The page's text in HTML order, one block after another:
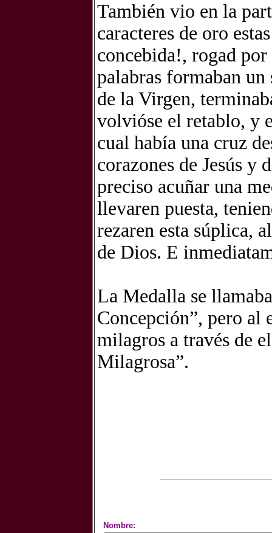
También vio en la
caracteres de oro
concebida!, rogad
palabras formaban un
de la Virgen,
volvióse el retablo, y
cual había una cruz
corazones de Jesús
preciso acuñar una
llevaren puesta,
rezaren esta súplica,
de Dios. E
La Medalla se
Concepción”, pero al
milagros a través de
Milagrosa”.
Nombre: